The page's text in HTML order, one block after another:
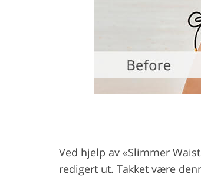
Ved hjelp av «Slimmer
redigert ut. Takket være